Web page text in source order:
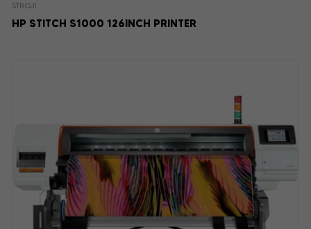
STROJI
HP STITCH S1000 126INCH PRINTER